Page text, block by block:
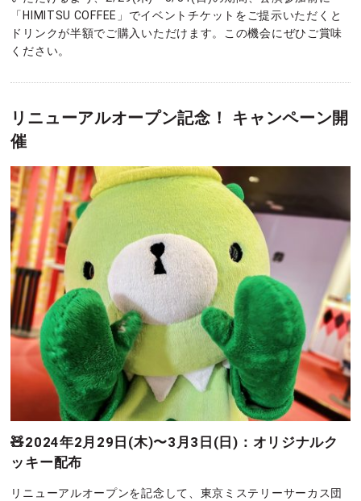
「HIMITSU COFFEE」でイベントチケットをご提示いただくと
ドリンクが半額でご購入いただけます。この機会にぜひご賞味
ください。
リニューアルオープン記念！ キャンペーン開
催
🧸2024年2月29日(木)〜3月3日(日)：オリジナルク
ッキー配布
リニューアルオープンを記念して、東京ミステリーサーカス団